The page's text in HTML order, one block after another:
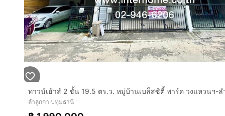
ถนนลำลูกกาคลอง7
ใกล้มอเตอร์เวย์ วงแหวนรอบนอก ทางด่วนวิภาวดีรังสิต แ
บริษัท อินเตอร์โฮม เรียลตี้ เอสเตท จำกัด
Interhome Realty Estate
www.interhome.co.th
โทร.
https://www.interhome.co.th/
ลำลูกกา ปทุมธานี